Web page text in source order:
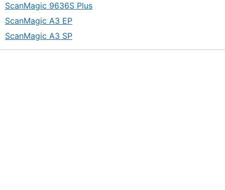
ScanMagic 9636S Plus
ScanMagic A3 EP
ScanMagic A3 SP